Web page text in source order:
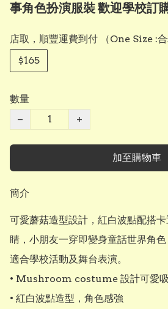
事角色扮演服裝 歡迎學校訂
店取，順豐運費到付 （One Size :合
$165
數量
−
+
加至購物車
簡介
可愛蘑菇造型設計，紅白波點配搭
睛，小朋友一穿即變身童話世界角
適合學校活動及舞台表演。
• Mushroom costume 設計可愛
• 紅白波點造型，角色感強